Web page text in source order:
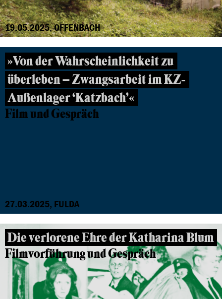
19.05.2025, OFFENBACH
»Von der Wahrscheinlichkeit zu
überleben – Zwangsarbeit im KZ-
Außenlager ‘Katzbach’«
Film und Gespräch
27.03.2025, FULDA
Die verlorene Ehre der Katharina Blum
Filmvorführung und Gespräch